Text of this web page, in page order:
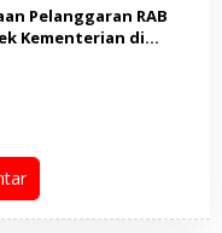
Pelanggaran RAB
Kementerian di